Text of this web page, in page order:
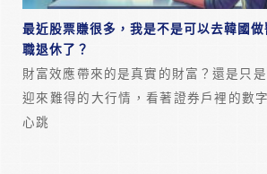
最近股票賺很多，我是不是可以去韓國
職退休了？
財富效應帶來的是真實的財富？還是只
迎來難得的大行情，看著證券戶裡的數
心跳